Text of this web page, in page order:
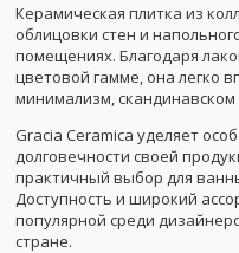
Керамическая плитка из
облицовки стен и
помещениях. Благодаря
цветовой гамме, она легко
минимализм, скандинавском
Gracia Ceramica уделяет
долговечности своей
практичный выбор для
Доступность и широкий
популярной среди
стране.